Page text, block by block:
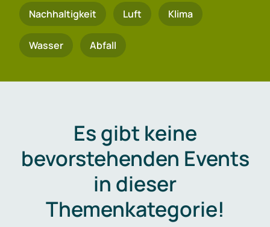
Nachhaltigkeit Luft Klima
Wasser Abfall
Es gibt keine
bevorstehenden Events
in dieser
Themenkategorie!